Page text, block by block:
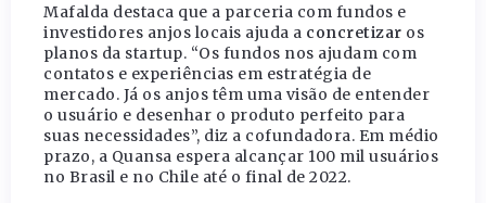
Mafalda destaca que a parceria com fundos e
investidores anjos locais ajuda a concretizar os
planos da startup. “Os fundos nos ajudam com
contatos e experiências em estratégia de
mercado. Já os anjos têm uma visão de entender
o usuário e desenhar o produto perfeito para
suas necessidades”, diz a cofundadora. Em médio
prazo, a Quansa espera alcançar 100 mil usuários
no Brasil e no Chile até o final de 2022.